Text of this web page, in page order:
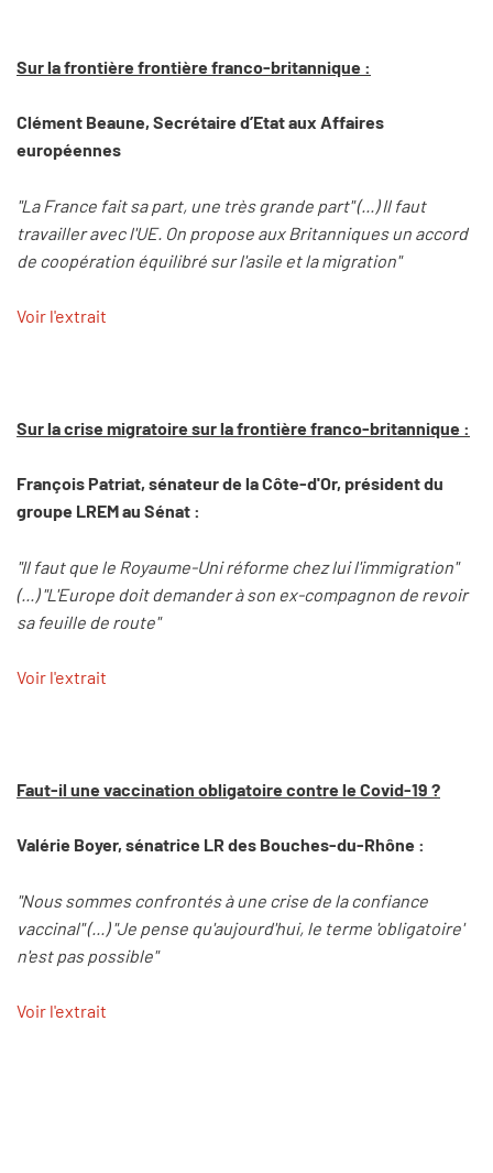
Sur la frontière frontière franco-britannique :
Clément Beaune, Secrétaire d’Etat aux Affaires
européennes
"La France fait sa part, une très grande part" (...) Il faut
travailler avec l'UE. On propose aux Britanniques un accord
de coopération équilibré sur l'asile et la migration"
Voir l'extrait
Sur la crise migratoire sur la frontière franco-britannique :
François Patriat, sénateur de la Côte-d'Or, président du
groupe LREM au Sénat :
"Il faut que le Royaume-Uni réforme chez lui l'immigration"
(...) "L'Europe doit demander à son ex-compagnon de revoir
sa feuille de route"
Voir l'extrait
Faut-il une vaccination obligatoire contre le Covid-19 ?
Valérie Boyer, sénatrice LR des Bouches-du-Rhône :
"Nous sommes confrontés à une crise de la confiance
vaccinal" (...) "Je pense qu'aujourd'hui, le terme 'obligatoire'
n'est pas possible"
Voir l'extrait